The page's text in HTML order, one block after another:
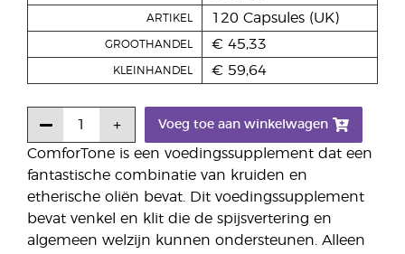
ComforTone is een voedingssupplement dat een
fantastische combinatie van kruiden en
etherische oliën bevat. Dit voedingssupplement
bevat venkel en klit die de spijsvertering en
algemeen welzijn kunnen ondersteunen. Alleen
ARTIKEL 120 Capsules (UK)
GROOTHANDEL € 45,33
KLEINHANDEL € 59,64
Voeg toe aan winkelwagen